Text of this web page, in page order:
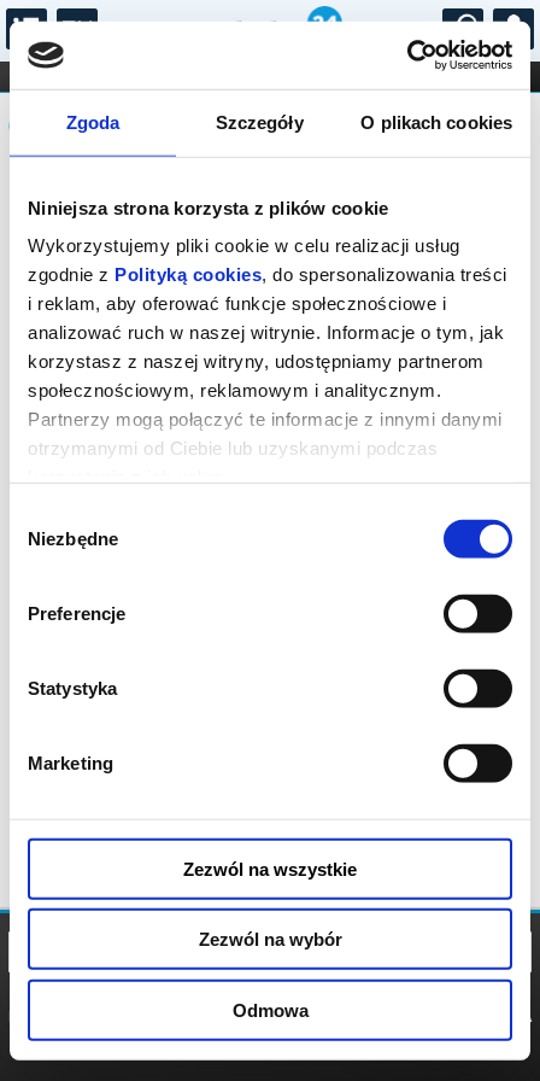
Zgoda Szczegóły O plikach cookies
Niniejsza strona korzysta z plików cookie
Wykorzystujemy pliki cookie w celu realizacji usług
zgodnie z Polityką cookies, do spersonalizowania treści
i reklam, aby oferować funkcje społecznościowe i
analizować ruch w naszej witrynie. Informacje o tym, jak
korzystasz z naszej witryny, udostępniamy partnerom
społecznościowym, reklamowym i analitycznym.
Partnerzy mogą połączyć te informacje z innymi danymi
otrzymanymi od Ciebie lub uzyskanymi podczas
zgody
Niezbędne
Preferencje
Statystyka
Marketing
Zezwól na wszystkie
Zezwól na wybór
Odmowa
...
FILHARMONIA OPERA I BALET
STAND-UP
DLA DZIECI
Komunikat
Sprzedaż biletów on-line na wydarzenie
została zakończona.
POLITYKA
POLITYKA